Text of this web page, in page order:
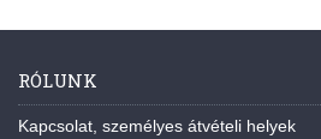
RÓLUNK
Kapcsolat, személyes átvételi helyek